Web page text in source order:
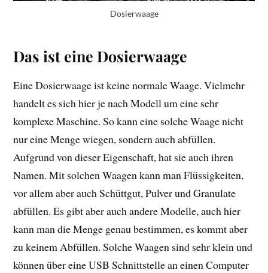
Dosierwaage
Das ist eine Dosierwaage
Eine Dosierwaage ist keine normale Waage. Vielmehr
handelt es sich hier je nach Modell um eine sehr
komplexe Maschine. So kann eine solche Waage nicht
nur eine Menge wiegen, sondern auch abfüllen.
Aufgrund von dieser Eigenschaft, hat sie auch ihren
Namen. Mit solchen Waagen kann man Flüssigkeiten,
vor allem aber auch Schüttgut, Pulver und Granulate
abfüllen. Es gibt aber auch andere Modelle, auch hier
kann man die Menge genau bestimmen, es kommt aber
zu keinem Abfüllen. Solche Waagen sind sehr klein und
können über eine USB Schnittstelle an einen Computer